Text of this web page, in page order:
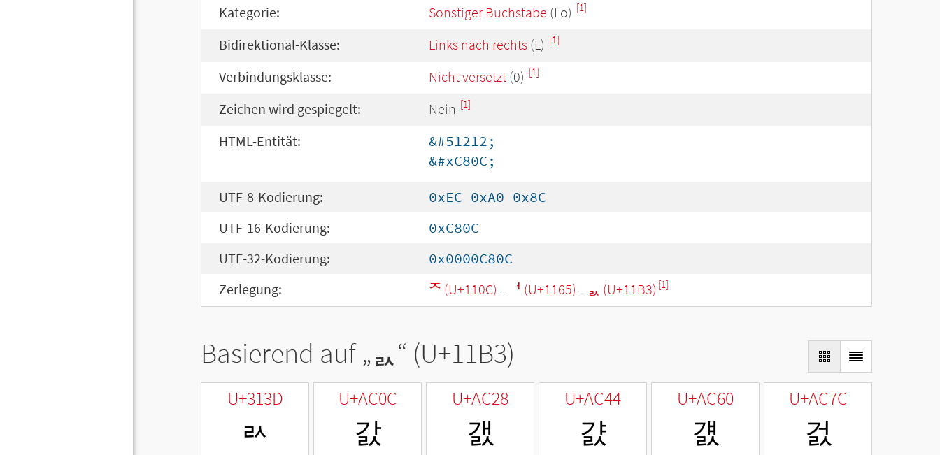
Kategorie: Sonstiger Buchstabe (Lo) [1]
Bidirektional-Klasse: Links nach rechts (L) [1]
Verbindungsklasse: Nicht versetzt (0) [1]
Zeichen wird gespiegelt: Nein [1]
HTML-Entität:
&#51212;
&#xC80C;
UTF-8-Kodierung:
0xEC 0xA0 0x8C
UTF-16-Kodierung:
0xC80C
UTF-32-Kodierung:
0x0000C80C
Zerlegung:
ᄌ (U+110C) - ᅥ (U+1165) - ᆳ (U+11B3) [1]
Basierend auf „ᆳ“ (U+11B3)
U+313D
ㄽ
U+AC0C
갌
U+AC28
갨
U+AC44
걄
U+AC60
걠
U+AC7C
걼